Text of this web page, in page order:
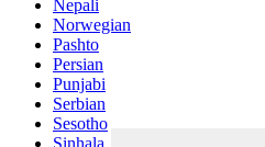
Nepali
Norwegian
Pashto
Persian
Punjabi
Serbian
Sesotho
Sinhala